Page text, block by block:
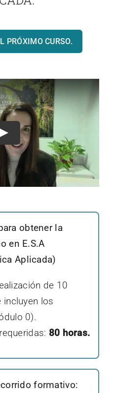
PRÓXIMO CURSO.
Play
obtener la
en E.S.A
Aplicada)
de 10
incluyen los
0).
80 horas.
formativo: